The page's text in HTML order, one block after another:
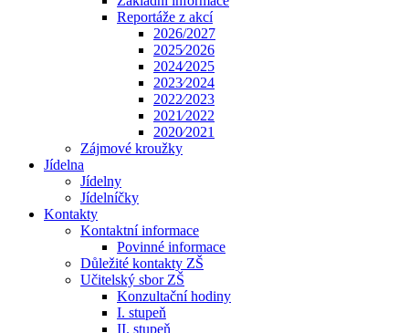
Reportáže z akcí
2026/2027
2025⁄2026
2024⁄2025
2023⁄2024
2022⁄2023
2021⁄2022
2020⁄2021
Zájmové kroužky
Jídelna
Jídelny
Jídelníčky
Kontakty
Kontaktní informace
Povinné informace
Důležité kontakty ZŠ
Učitelský sbor ZŠ
Konzultační hodiny
I. stupeň
II. stupeň